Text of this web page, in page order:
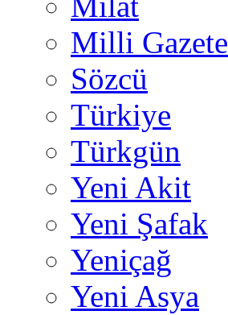
Milli Gazete
Sözcü
Türkiye
Türkgün
Yeni Akit
Yeni Şafak
Yeniçağ
Yeni Asya